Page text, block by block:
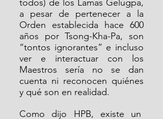
todos) de los Lamas Gelugpa,
a pesar de pertenecer a la
Orden establecida hace 600
años por Tsong-Kha-Pa, son
“tontos ignorantes” e incluso
ver e interactuar con los
Maestros sería no se dan
cuenta ni reconocen quiénes
y qué son en realidad.